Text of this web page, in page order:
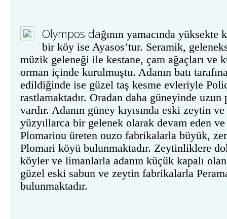
Olympos dağının yamacında yüksekte
bir köy ise Ayasos’tur. Seramik,
müzik geleneği ile kestane, çam ağaçları ve
orman içinde kurulmuştu. Adanın batı
edildiğinde ise güzel taş kesme evleriyle
rastlamaktadır. Oradan daha güneyinde
vardır. Adanın güney kıyısında eski zeytin
yüzyıllarca bir gelenek olarak devam eden
Plomariou üreten ouzo fabrikalarla büyük,
Plomari köyü bulunmaktadır. Zeytinliklere
köyler ve limanlarla adanın küçük kapalı
güzel eski sabun ve zeytin fabrikalarla
bulunmaktadır.